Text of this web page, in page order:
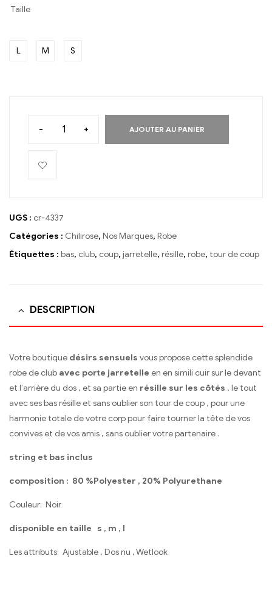
Taille
L M S
- + AJOUTER AU PANIER
UGS : cr-4337
Catégories : Chilirose, Nos Marques, Robe
Étiquettes : bas, club, coup, jarretelle, résille, robe, tour de coup
DESCRIPTION
Votre boutique désirs sensuels vous propose cette splendide
robe de club avec porte jarretelle en en simili cuir sur le devant
et l’arrière du dos , et sa partie en résille sur les côtés , le tout
avec ses bas résille et sans oublier son tour de coup , pour une
harmonie totale de votre corp pour faire tourner la tête de vos
convives et de vos amis , sans oublier votre partenaire .
string et bas inclus
composition : 80 %Polyester , 20% Polyurethane
Couleur: Noir
disponible en taille s , m , l
Les attributs: Ajustable , Dos nu , Wetlook